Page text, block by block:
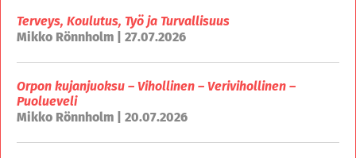
Terveys, Koulutus, Työ ja Turvallisuus
Mikko Rönnholm | 27.07.2026
Orpon kujanjuoksu – Vihollinen – Verivihollinen –
Puolueveli
Mikko Rönnholm | 20.07.2026